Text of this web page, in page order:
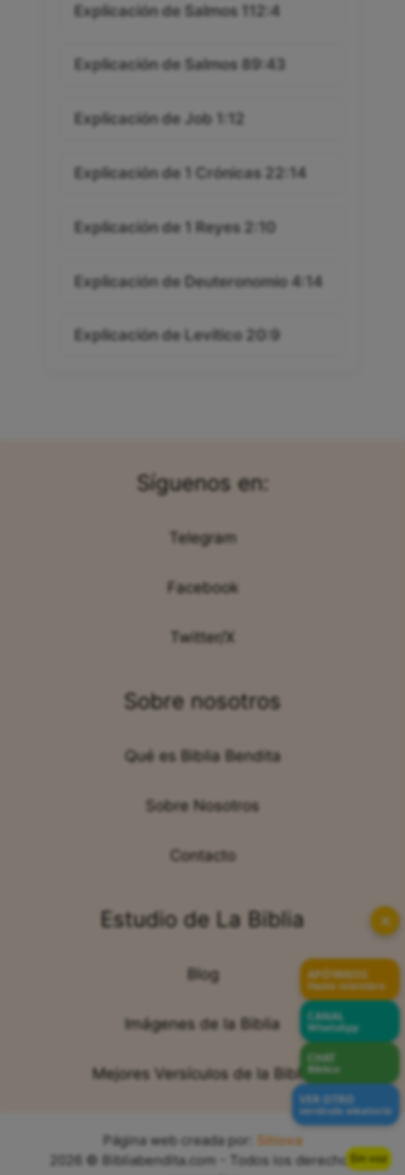
Sin voz
Explicación de Salmos 112:4
Explicación de Salmos 89:43
Explicación de Job 1:12
Explicación de 1 Crónicas 22:14
Explicación de 1 Reyes 2:10
Explicación de Deuteronomio 4:14
Explicación de Levítico 20:9
Síguenos en:
Telegram
Facebook
Twitter/X
Sobre nosotros
Qué es Biblia Bendita
Sobre Nosotros
Contacto
Estudio de La Biblia
Blog
Imágenes de la Biblia
Mejores Versículos de la Biblia
Página web creada por:
Sitiova
2026 © Bibliabendita.com - Todos los derechos
✕
APÓYANOS
Hazte miembro
CANAL
WhatsApp
CHAT
Bíblico
VER OTRO
versículo aleatorio